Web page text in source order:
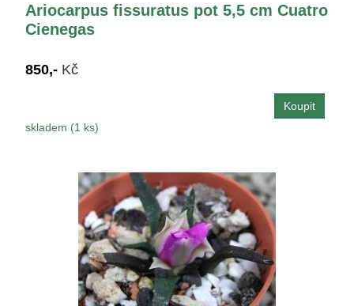
Ariocarpus fissuratus pot 5,5 cm Cuatro
Cienegas
850,- Kč
skladem (1 ks)